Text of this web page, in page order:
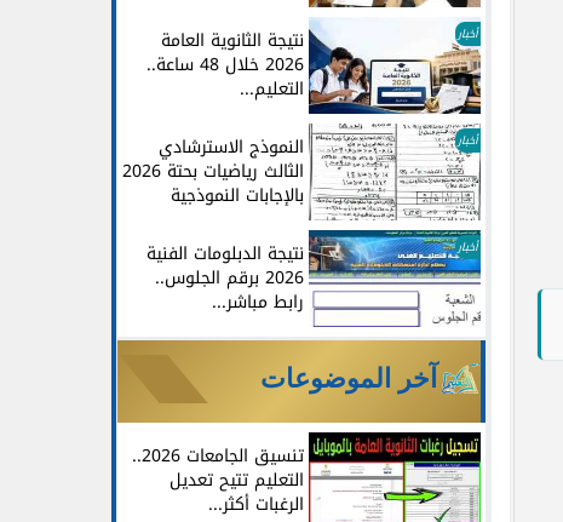
أخبار نتيجة الثانوية العامة
2026 خلال 48 ساعة..
التعليم...
أخبار النموذج الاسترشادي
الثالث رياضيات بحتة 2026
بالإجابات النموذجية
أخبار نتيجة الدبلومات الفنية
2026 برقم الجلوس..
رابط مباشر...
آخر الموضوعات
تنسيق الجامعات 2026..
التعليم تتيح تعديل
الرغبات أكثر...